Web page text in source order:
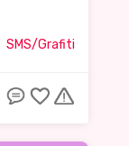
SMS/Grafiti